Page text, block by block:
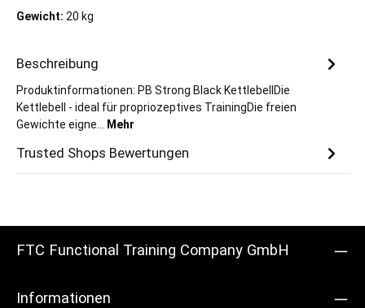
Gewicht: 20 kg
Beschreibung
Produktinformationen: PB Strong Black KettlebellDie
Kettlebell - ideal für propriozeptives TrainingDie freien
Gewichte eigne…
Mehr
Trusted Shops Bewertungen
FTC Functional Training Company GmbH
Informationen